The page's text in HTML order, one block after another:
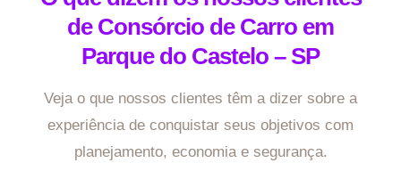
de Consórcio de Carro em
Parque do Castelo – SP
Veja o que nossos clientes têm a dizer sobre a
experiência de conquistar seus objetivos com
planejamento, economia e segurança.